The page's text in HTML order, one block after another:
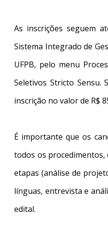
As inscrições seguem
Sistema Integrado de
UFPB, pelo menu
Seletivos Stricto Sensu.
inscrição no valor de R$
É importante que os
todos os procedimentos,
etapas (análise de
línguas, entrevista e
edital.